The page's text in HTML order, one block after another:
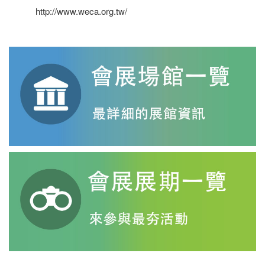
http://www.weca.org.tw/